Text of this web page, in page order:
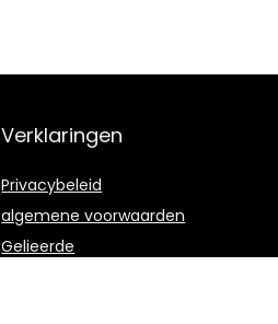
Verklaringen
Privacybeleid
algemene voorwaarden
Gelieerde